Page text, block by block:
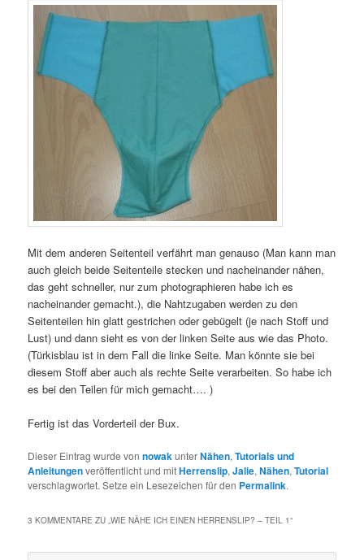
Mit dem anderen Seitenteil verfährt man genauso (Man kann man
auch gleich beide Seitenteile stecken und nacheinander nähen,
das geht schneller, nur zum photographieren habe ich es
nacheinander gemacht.), die Nahtzugaben werden zu den
Seitenteilen hin glatt gestrichen oder gebügelt (je nach Stoff und
Lust) und dann sieht es von der linken Seite aus wie das Photo.
(Türkisblau ist in dem Fall die linke Seite. Man könnte sie bei
diesem Stoff aber auch als rechte Seite verarbeiten. So habe ich
es bei den Teilen für mich gemacht…. )
Fertig ist das Vorderteil der Bux.
Dieser Eintrag wurde vonnowakunterNähen,Tutorials und
Anleitungenveröffentlicht und mitHerrenslip,Jalie,Nähen,Tutorial
verschlagwortet. Setze ein Lesezeichen für den Permalink.
3 KOMMENTARE ZU „WIE NÄHE ICH EINEN HERRENSLIP? – TEIL 1“